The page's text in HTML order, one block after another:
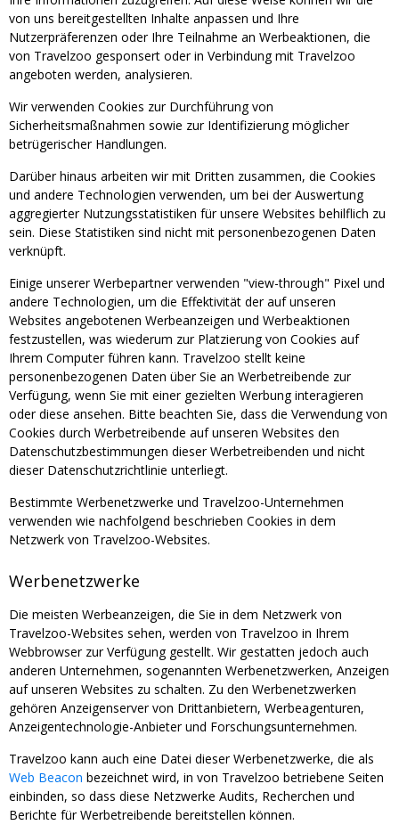
von uns bereitgestellten Inhalte anpassen und Ihre
Nutzerpräferenzen oder Ihre Teilnahme an Werbeaktionen, die
von Travelzoo gesponsert oder in Verbindung mit Travelzoo
angeboten werden, analysieren.
Wir verwenden Cookies zur Durchführung von
Sicherheitsmaßnahmen sowie zur Identifizierung möglicher
betrügerischer Handlungen.
Darüber hinaus arbeiten wir mit Dritten zusammen, die Cookies
und andere Technologien verwenden, um bei der Auswertung
aggregierter Nutzungsstatistiken für unsere Websites behilflich zu
sein. Diese Statistiken sind nicht mit personenbezogenen Daten
verknüpft.
Einige unserer Werbepartner verwenden "view-through" Pixel und
andere Technologien, um die Effektivität der auf unseren
Websites angebotenen Werbeanzeigen und Werbeaktionen
festzustellen, was wiederum zur Platzierung von Cookies auf
Ihrem Computer führen kann. Travelzoo stellt keine
personenbezogenen Daten über Sie an Werbetreibende zur
Verfügung, wenn Sie mit einer gezielten Werbung interagieren
oder diese ansehen. Bitte beachten Sie, dass die Verwendung von
Cookies durch Werbetreibende auf unseren Websites den
Datenschutzbestimmungen dieser Werbetreibenden und nicht
dieser Datenschutzrichtlinie unterliegt.
Bestimmte Werbenetzwerke und Travelzoo-Unternehmen
verwenden wie nachfolgend beschrieben Cookies in dem
Netzwerk von Travelzoo-Websites.
Werbenetzwerke
Die meisten Werbeanzeigen, die Sie in dem Netzwerk von
Travelzoo-Websites sehen, werden von Travelzoo in Ihrem
Webbrowser zur Verfügung gestellt. Wir gestatten jedoch auch
anderen Unternehmen, sogenannten Werbenetzwerken, Anzeigen
auf unseren Websites zu schalten. Zu den Werbenetzwerken
gehören Anzeigenserver von Drittanbietern, Werbeagenturen,
Anzeigentechnologie-Anbieter und Forschungsunternehmen.
Travelzoo kann auch eine Datei dieser Werbenetzwerke, die als
Web Beacon bezeichnet wird, in von Travelzoo betriebene Seiten
einbinden, so dass diese Netzwerke Audits, Recherchen und
Berichte für Werbetreibende bereitstellen können.